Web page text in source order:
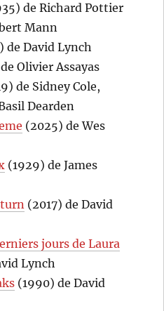
de Richard Pottier
Mann
de David Lynch
Olivier Assayas
de Sidney Cole,
Dearden
(2025) de Wes
(1929) de James
(2017) de David
jours de Laura
Lynch
(1990) de David